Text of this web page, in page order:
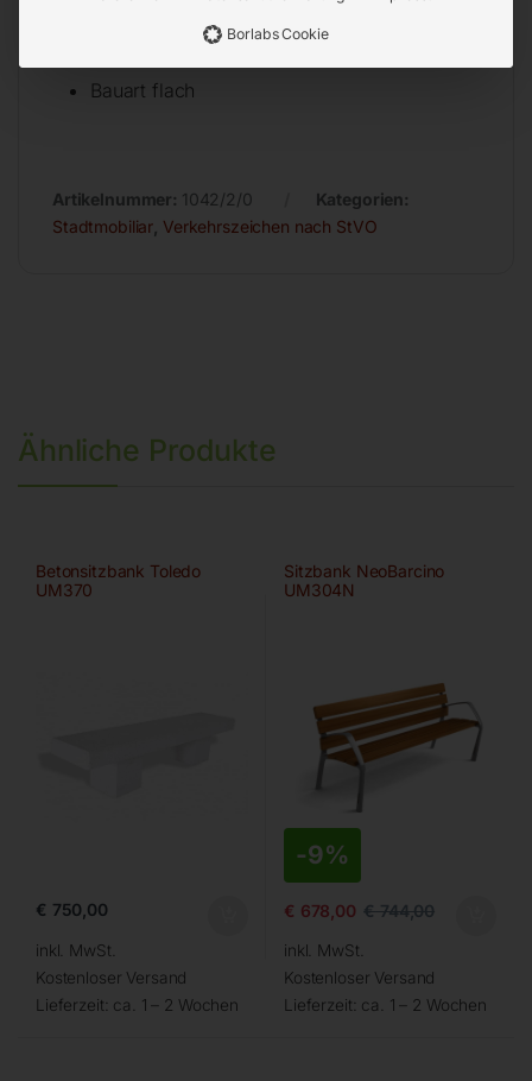
Seitenlänge 700 mm
Bauart flach
Artikelnummer: 1042/2/0
Kategorien:
Stadtmobiliar Verkehrszeichen nach StVO
Ähnliche Produkte
Betonsitzbank Toledo
UM370
€ 750,00
inkl. MwSt.
Kostenloser Versand
Lieferzeit: ca. 1 – 2 Wochen
Sitzbank NeoBarcino
UM304N
-9%
€ 678,00 €744,00
inkl. MwSt.
Kostenloser Versand
Lieferzeit: ca. 1 – 2 Wochen
Borlabs Cookie